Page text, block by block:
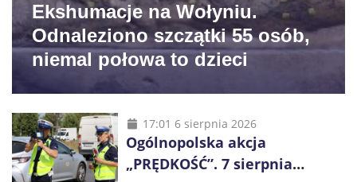
Ekshumacje na Wołyniu.
Odnaleziono szczątki 55 osób,
niemal połowa to dzieci
17:01 6 sierpnia 2026
Ogólnopolska akcja
„PRĘDKOŚĆ”. 7 sierpnia